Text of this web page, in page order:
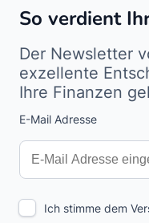
So verdient
Der Newsletter
exzellente
Ihre Finanzen
E-Mail Adresse
Interests
Amount
Ich stimme dem